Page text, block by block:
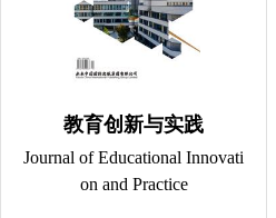
教育创新与实践
Journal of Educational Innovati
on and Practice